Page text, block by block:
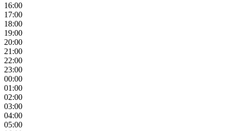
16:00
17:00
18:00
19:00
20:00
21:00
22:00
23:00
00:00
01:00
02:00
03:00
04:00
05:00